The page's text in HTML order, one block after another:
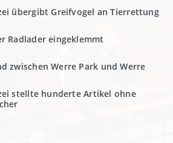
übergibt Greifvogel an Tierrettung
Radlader eingeklemmt
zwischen Werre Park und Werre
stellte hunderte Artikel ohne